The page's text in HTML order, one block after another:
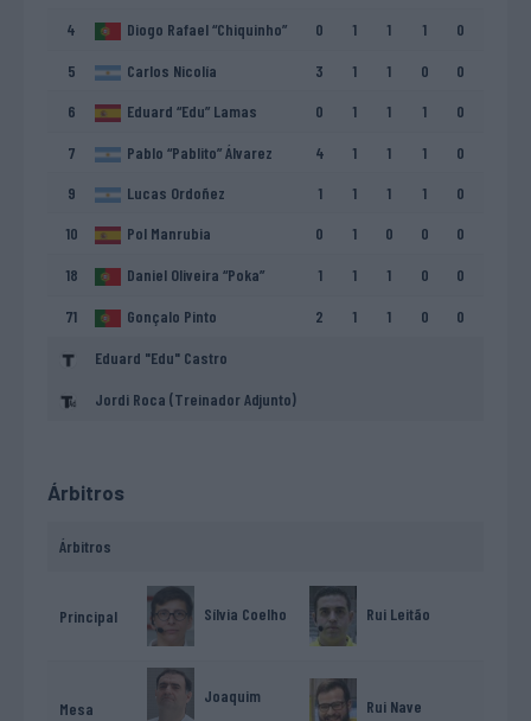
4 Diogo Rafael “Chiquinho” 0 1 1 1 0
5 Carlos Nicolía 3 1 1 0
0
6
Eduard “Edu” Lamas 0 1 1 1 0
7 Pablo “Pablito” Álvarez 4 1 1 1
0
9
Lucas Ordoñez 1 1 1 1
0
10
Pol Manrubia 0 1 0 0 0
18 Daniel Oliveira “Poka” 1 1 1 0 0
71 Gonçalo Pinto 2 1 1 0 0
Eduard "Edu" Castro
Jordi Roca (Treinador Adjunto)
Árbitros
Árbitros
Principal Sílvia Coelho Rui Leitão
Mesa
Joaquim
Rui Nave